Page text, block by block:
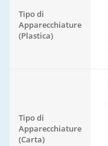
Tipo di
Apparecchiature
(Plastica)
Tipo di
Apparecchiature
(Carta)